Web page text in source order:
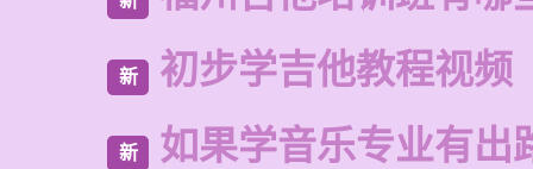
新 初步学吉他教程视频
新 如果学音乐专业有出